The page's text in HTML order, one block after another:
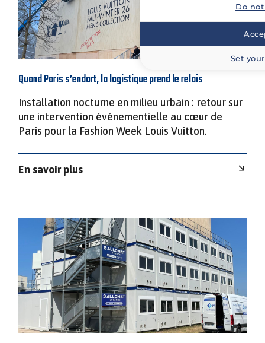
Quand Paris s’endort, la logistique prend le relais
Installation nocturne en milieu urbain : retour sur
une intervention événementielle au cœur de
Paris pour la Fashion Week Louis Vuitton.
En savoir plus
Do
Set